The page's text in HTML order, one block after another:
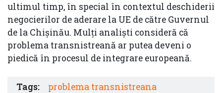
ultimul timp, în special în contextul deschiderii
negocierilor de aderare la UE de către Guvernul
de la Chișinău. Mulți analiști consideră că
problema transnistreană ar putea deveni o
piedică în procesul de integrare europeană.
Tags:
problema transnistreana